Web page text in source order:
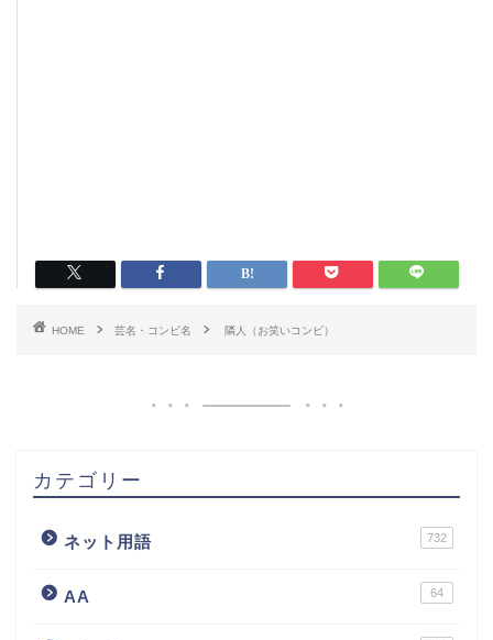
HOME 芸名・コンビ名 隣人（お笑いコンビ）
カテゴリー
ネット用語 732
AA 64